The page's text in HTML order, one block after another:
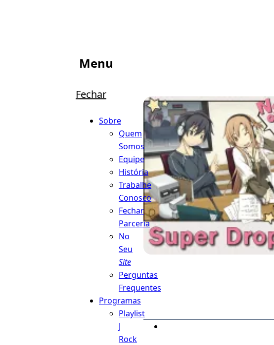
Menu
Fechar
Sobre
Quem
Somos
Equipe
História
Trabalhe
Conosco
Fechar
Parceria
No
Seu
Site
Perguntas
Frequentes
Programas
Playlist
J
Rock